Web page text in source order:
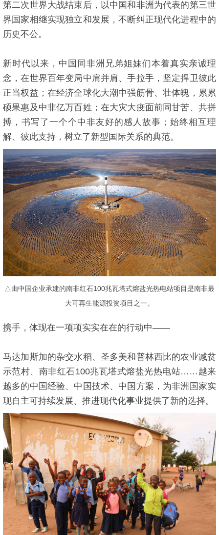
第二次世界大战结束后，以中国和非洲为代表的第三世
界国家相继实现独立和发展，不断纠正现代化进程中的
历史不公。
新时代以来，中国同非洲兄弟姐妹们本着真实亲诚理
念，在世界百年变局中肩并肩、手拉手，坚定捍卫彼此
正当权益；在经济全球化大潮中强筋骨、壮体魄，累累
硕果惠及中非亿万百姓；在大灾大疫面前同甘苦、共拼
搏，书写了一个个中非友好的感人故事；始终相互理
解、彼此支持，树立了新型国际关系的典范。
△由中国企业承建的南非红石100兆瓦塔式熔盐光热电站项目是南非最
大可再生能源投资项目之一。
携手，体现在一项项实实在在的行动中——
马达加斯加的杂交水稻、圣多美和普林西比的农业减贫
示范村、南非红石100兆瓦塔式熔盐光热电站……越来
越多的中国经验、中国技术、中国方案，为非洲国家实
现自主可持续发展、推进现代化事业提供了新的选择。